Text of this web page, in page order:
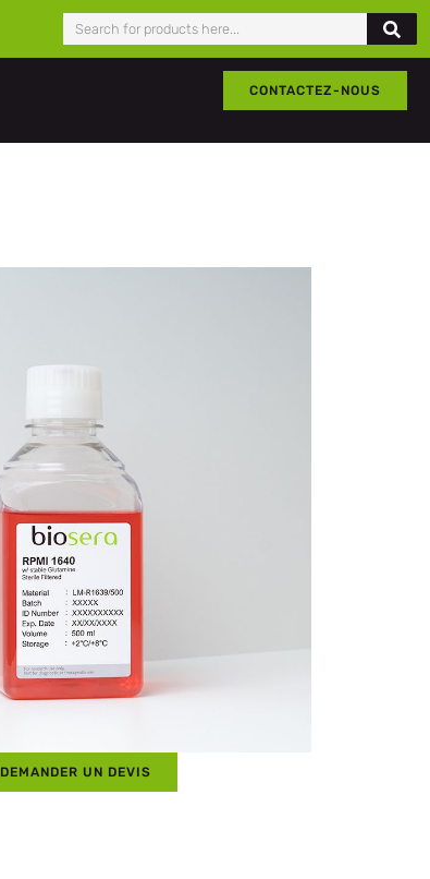
CONTACTEZ-NOUS
DEMANDER UN DEVIS